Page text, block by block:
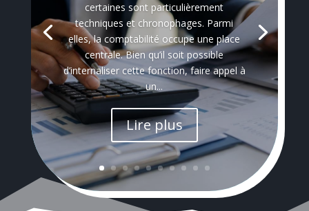
certaines sont particulièrement
techniques et chronophages. Parmi
elles, la comptabilité occupe une place
centrale. Bien qu’il soit possible
d’internaliser cette fonction, faire appel à
un...
Lire plus